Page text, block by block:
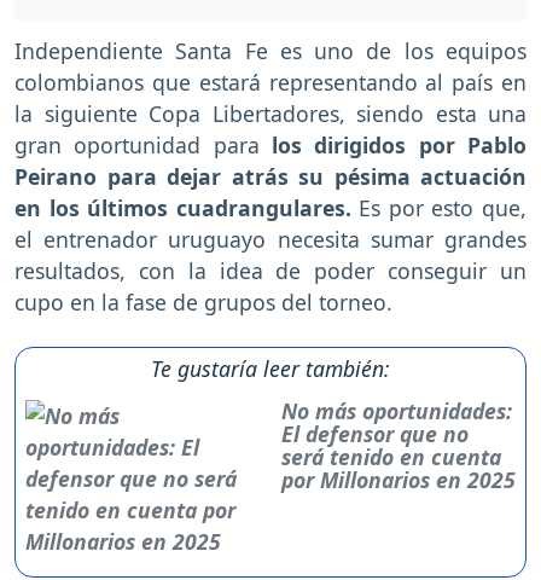
Independiente Santa Fe es uno de los equipos
colombianos que estará representando al país en
la siguiente Copa Libertadores, siendo esta una
gran oportunidad para los dirigidos por Pablo
Peirano para dejar atrás su pésima actuación
en los últimos cuadrangulares. Es por esto que,
el entrenador uruguayo necesita sumar grandes
resultados, con la idea de poder conseguir un
cupo en la fase de grupos del torneo.
Te gustaría leer también:
No más oportunidades:
El defensor que no
será tenido en cuenta
por Millonarios en 2025